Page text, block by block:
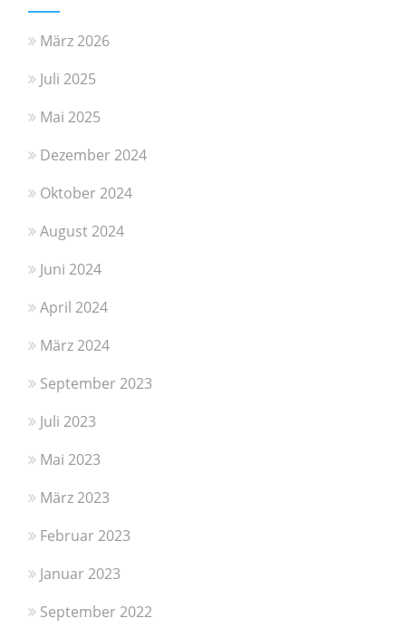
März 2026
Juli 2025
Mai 2025
Dezember 2024
Oktober 2024
August 2024
Juni 2024
April 2024
März 2024
September 2023
Juli 2023
Mai 2023
März 2023
Februar 2023
Januar 2023
September 2022